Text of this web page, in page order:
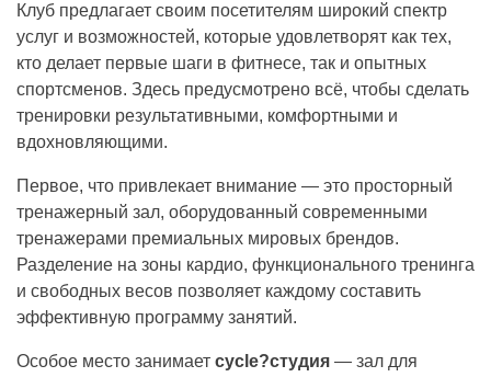
Клуб предлагает своим посетителям широкий спектр
услуг и возможностей, которые удовлетворят как тех,
кто делает первые шаги в фитнесе, так и опытных
спортсменов. Здесь предусмотрено всё, чтобы сделать
тренировки результативными, комфортными и
вдохновляющими.
Первое, что привлекает внимание — это просторный
тренажерный зал, оборудованный современными
тренажерами премиальных мировых брендов.
Разделение на зоны кардио, функционального тренинга
и свободных весов позволяет каждому составить
эффективную программу занятий.
Особое место занимает cycle?студия — зал для